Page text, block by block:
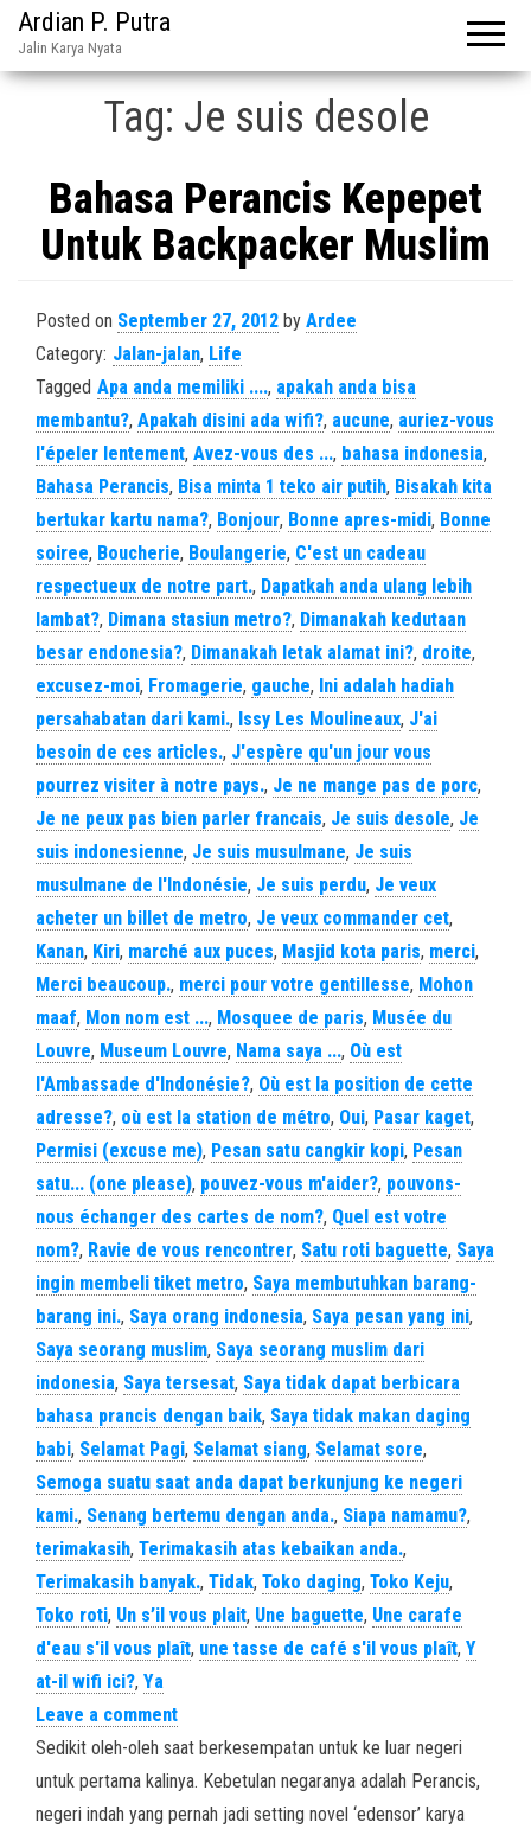
Ardian P. Putra
Jalin Karya Nyata
Tag: Je suis desole
Bahasa Perancis Kepepet
Untuk Backpacker Muslim
Posted on September 27, 2012 by Ardee
Category: Jalan-jalan, Life
Tagged Apa anda memiliki ...., apakah anda bisa
membantu?, Apakah disini ada wifi?, aucune, auriez-vous
l'épeler lentement, Avez-vous des ..., bahasa indonesia,
Bahasa Perancis, Bisa minta 1 teko air putih, Bisakah kita
bertukar kartu nama?, Bonjour, Bonne apres-midi, Bonne
soiree, Boucherie, Boulangerie, C'est un cadeau
respectueux de notre part., Dapatkah anda ulang lebih
lambat?, Dimana stasiun metro?, Dimanakah kedutaan
besar endonesia?, Dimanakah letak alamat ini?, droite,
excusez-moi, Fromagerie, gauche, Ini adalah hadiah
persahabatan dari kami., Issy Les Moulineaux, J'ai
besoin de ces articles., J'espère qu'un jour vous
pourrez visiter à notre pays., Je ne mange pas de porc,
Je ne peux pas bien parler francais, Je suis desole, Je
suis indonesienne, Je suis musulmane, Je suis
musulmane de l'Indonésie, Je suis perdu, Je veux
acheter un billet de metro, Je veux commander cet,
Kanan, Kiri, marché aux puces, Masjid kota paris, merci,
Merci beaucoup., merci pour votre gentillesse, Mohon
maaf, Mon nom est ..., Mosquee de paris, Musée du
Louvre, Museum Louvre, Nama saya ..., Où est
l'Ambassade d'Indonésie?, Où est la position de cette
adresse?, où est la station de métro, Oui, Pasar kaget,
Permisi (excuse me), Pesan satu cangkir kopi, Pesan
satu... (one please), pouvez-vous m'aider?, pouvons-
nous échanger des cartes de nom?, Quel est votre
nom?, Ravie de vous rencontrer, Satu roti baguette, Saya
ingin membeli tiket metro, Saya membutuhkan barang-
barang ini., Saya orang indonesia, Saya pesan yang ini,
Saya seorang muslim, Saya seorang muslim dari
indonesia, Saya tersesat, Saya tidak dapat berbicara
bahasa prancis dengan baik, Saya tidak makan daging
babi, Selamat Pagi, Selamat siang, Selamat sore,
Semoga suatu saat anda dapat berkunjung ke negeri
kami., Senang bertemu dengan anda., Siapa namamu?,
terimakasih, Terimakasih atas kebaikan anda.,
Terimakasih banyak., Tidak, Toko daging, Toko Keju,
Toko roti, Un s’il vous plait, Une baguette, Une carafe
d'eau s'il vous plaît, une tasse de café s'il vous plaît, Y
at-il wifi ici?, Ya
Leave a comment
Sedikit oleh-oleh saat berkesempatan untuk ke luar negeri
untuk pertama kalinya. Kebetulan negaranya adalah Perancis,
negeri indah yang pernah jadi setting novel ‘edensor’ karya